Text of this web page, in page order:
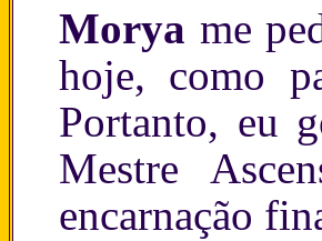
Morya me
hoje, como
Portanto, eu
Mestre
encarnação